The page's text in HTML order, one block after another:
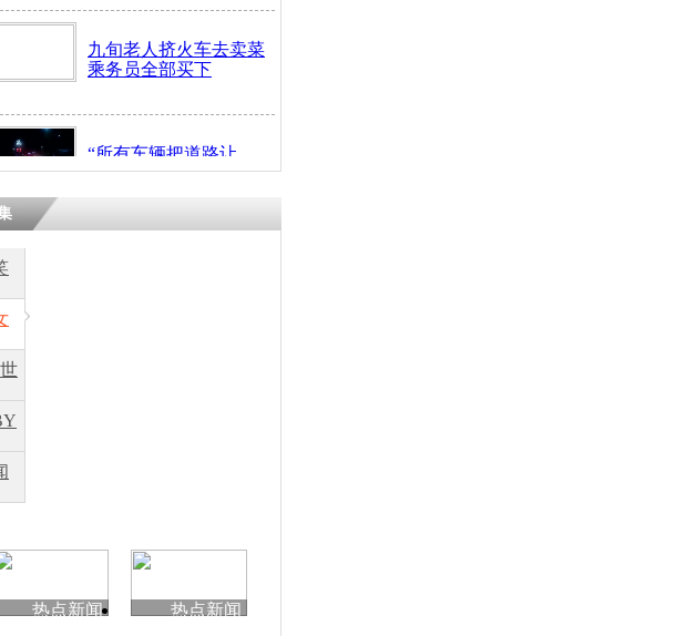
九旬老人挤火车去卖菜
乘务员全部买下
“所有车辆把道路让
开！”儿童突发疾病交
因
热点新闻
热点新闻